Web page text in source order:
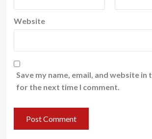
Website
Save my name, email, and website in
for the next time I comment.